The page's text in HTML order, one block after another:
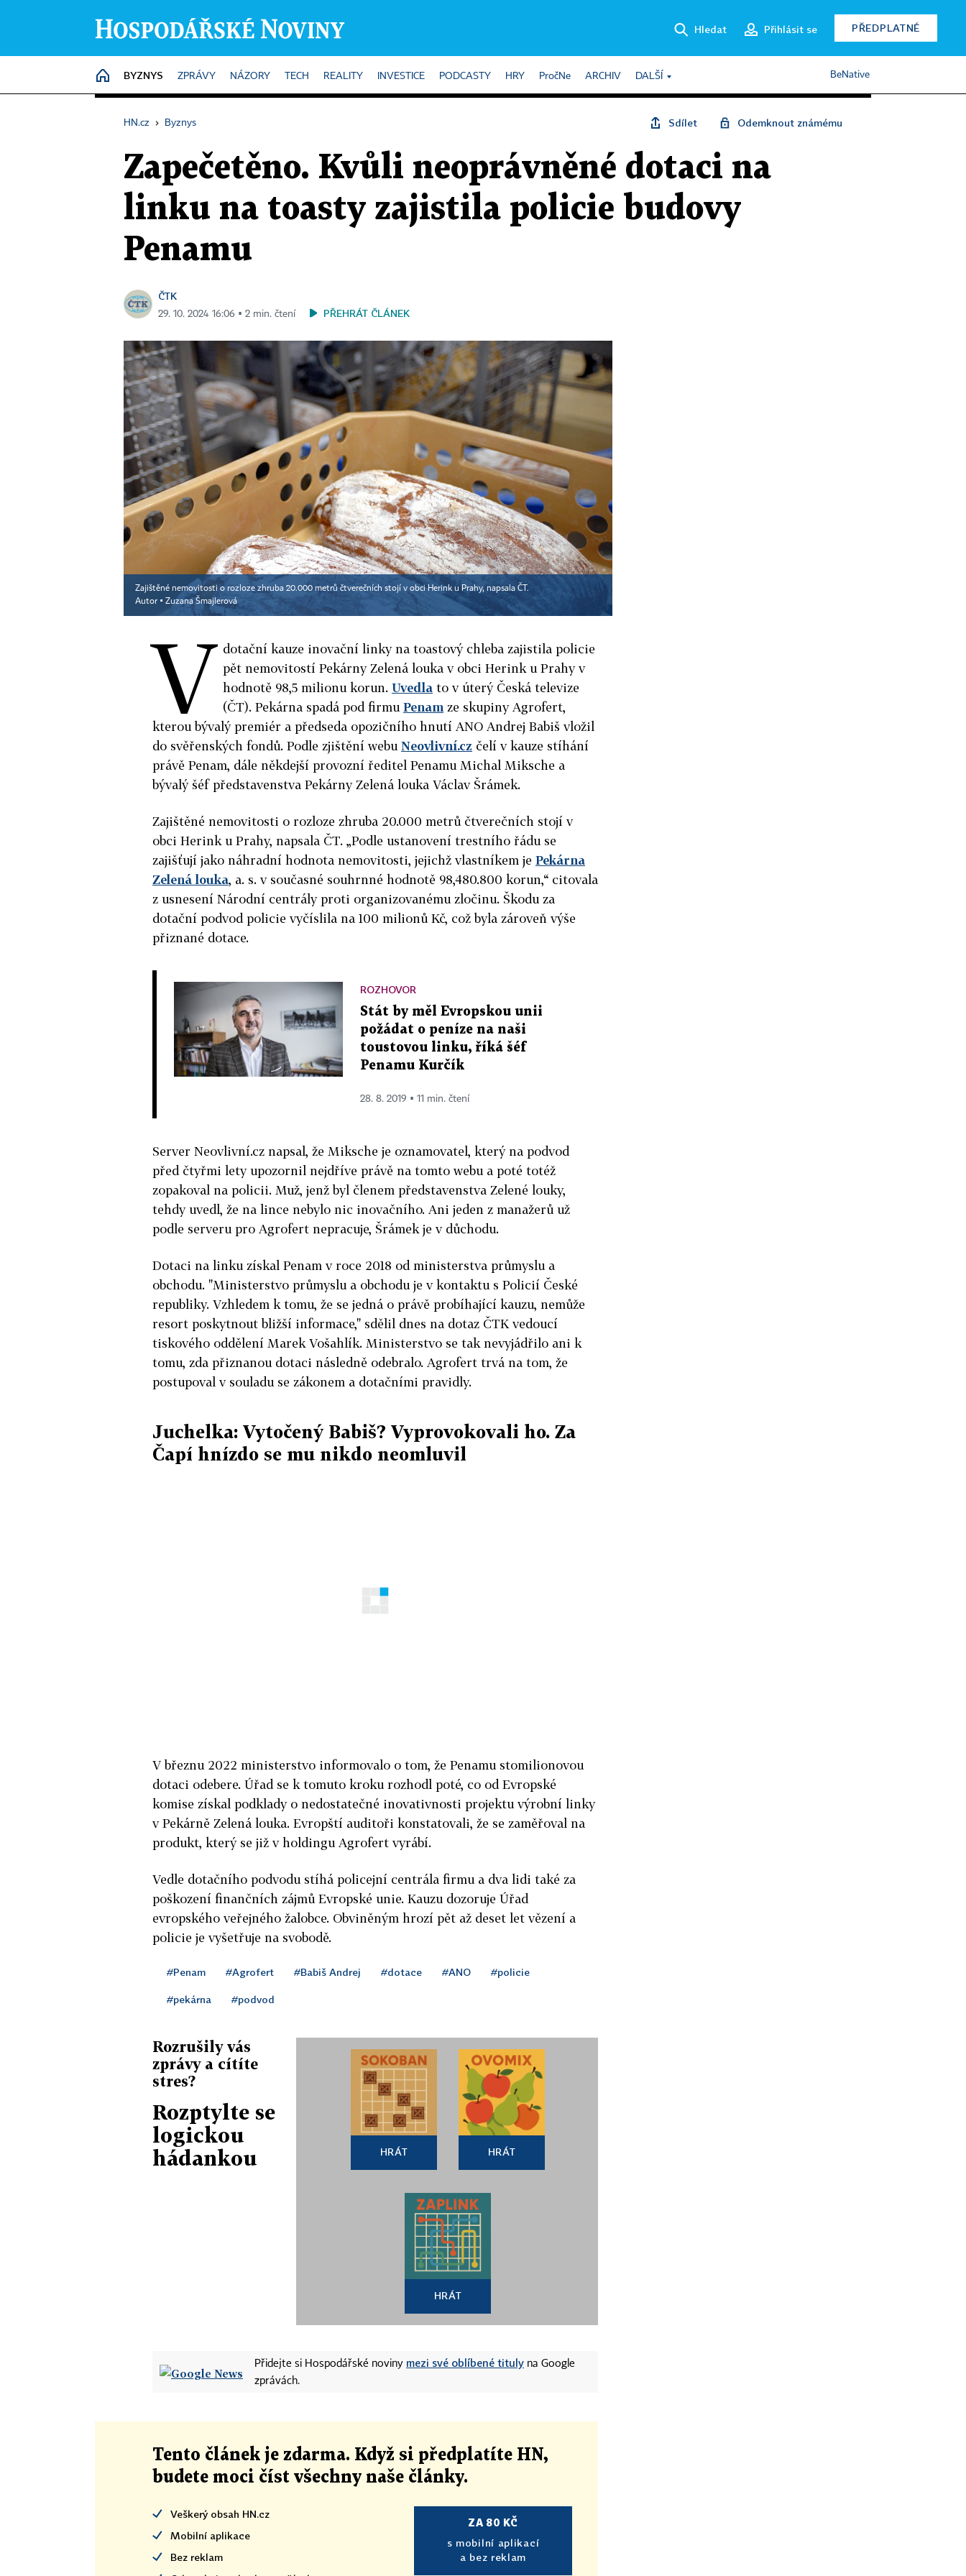
Hledat Přihlásit se PŘEDPLATNÉ
HOME
BYZNYS ZPRÁVY NÁZORY TECH REALITY INVESTICE PODCASTY HRY PročNe ARCHIV DALŠÍ BeNative
HN.cz › Byznys Sdílet Odemknout známému
Zapečetěno. Kvůli neoprávněné dotaci na
linku na toasty zajistila policie budovy
Penamu
ČTK
29. 10. 2024 16:06 ▪ 2 min. čtení PŘEHRÁT ČLÁNEK
Zajištěné nemovitosti o rozloze zhruba 20.000 metrů čtverečních stojí v obci Herink u Prahy, napsala ČT.
Autor ▪ Zuzana Šmajlerová
V dotační kauze inovační linky na toastový chleba zajistila policie
pět nemovitostí Pekárny Zelená louka v obci Herink u Prahy v
hodnotě 98,5 milionu korun. Uvedla to v úterý Česká televize
(ČT). Pekárna spadá pod firmu Penam ze skupiny Agrofert,
kterou bývalý premiér a předseda opozičního hnutí ANO Andrej Babiš vložil
do svěřenských fondů. Podle zjištění webu Neovlivní.cz čelí v kauze stíhání
právě Penam, dále někdejší provozní ředitel Penamu Michal Miksche a
bývalý šéf představenstva Pekárny Zelená louka Václav Šrámek.
Zajištěné nemovitosti o rozloze zhruba 20.000 metrů čtverečních stojí v
obci Herink u Prahy, napsala ČT. „Podle ustanovení trestního řádu se
zajišťují jako náhradní hodnota nemovitosti, jejichž vlastníkem je Pekárna
Zelená louka, a. s. v současné souhrnné hodnotě 98,480.800 korun,“ citovala
z usnesení Národní centrály proti organizovanému zločinu. Škodu za
dotační podvod policie vyčíslila na 100 milionů Kč, což byla zároveň výše
přiznané dotace.
ROZHOVOR
Stát by měl Evropskou unii
požádat o peníze na naši
toustovou linku, říká šéf
Penamu Kurčík
28. 8. 2019 ▪ 11 min. čtení
Server Neovlivní.cz napsal, že Miksche je oznamovatel, který na podvod
před čtyřmi lety upozornil nejdříve právě na tomto webu a poté totéž
zopakoval na policii. Muž, jenž byl členem představenstva Zelené louky,
tehdy uvedl, že na lince nebylo nic inovačního. Ani jeden z manažerů už
podle serveru pro Agrofert nepracuje, Šrámek je v důchodu.
Dotaci na linku získal Penam v roce 2018 od ministerstva průmyslu a
obchodu. "Ministerstvo průmyslu a obchodu je v kontaktu s Policií České
republiky. Vzhledem k tomu, že se jedná o právě probíhající kauzu, nemůže
resort poskytnout bližší informace," sdělil dnes na dotaz ČTK vedoucí
tiskového oddělení Marek Vošahlík. Ministerstvo se tak nevyjádřilo ani k
tomu, zda přiznanou dotaci následně odebralo. Agrofert trvá na tom, že
postupoval v souladu se zákonem a dotačními pravidly.
Juchelka: Vytočený Babiš? Vyprovokovali ho. Za
Čapí hnízdo se mu nikdo neomluvil
V březnu 2022 ministerstvo informovalo o tom, že Penamu stomilionovou
dotaci odebere. Úřad se k tomuto kroku rozhodl poté, co od Evropské
komise získal podklady o nedostatečné inovativnosti projektu výrobní linky
v Pekárně Zelená louka. Evropští auditoři konstatovali, že se zaměřoval na
produkt, který se již v holdingu Agrofert vyrábí.
Vedle dotačního podvodu stíhá policejní centrála firmu a dva lidi také za
poškození finančních zájmů Evropské unie. Kauzu dozoruje Úřad
evropského veřejného žalobce. Obviněným hrozí pět až deset let vězení a
policie je vyšetřuje na svobodě.
#Penam #Agrofert #Babiš Andrej #dotace #ANO #policie
#pekárna #podvod
Rozrušily vás
zprávy a cítíte
stres?
Rozptylte se
logickou
hádankou
HRÁT HRÁT
HRÁT
Přidejte si Hospodářské noviny mezi své oblíbené tituly na Google
zprávách.
Tento článek je zdarma. Když si předplatíte HN,
budete moci číst všechny naše články.
Veškerý obsah HN.cz
Mobilní aplikace
Bez reklam
ZA 80 KČ
s mobilní aplikací
a bez reklam